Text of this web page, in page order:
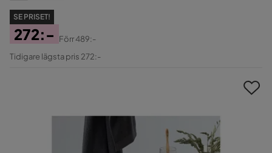
SE PRISET!
Pris
272:-
Original
Förr489:-
Tidigare lägsta pris 272:-